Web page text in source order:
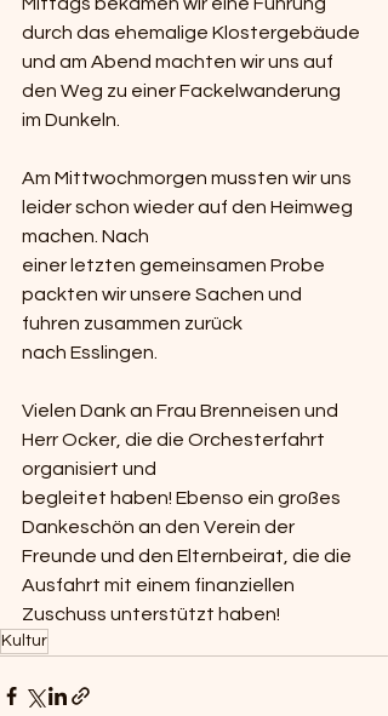
durch das ehemalige Klostergebäude
und am Abend machten wir uns auf
den Weg zu einer Fackelwanderung
im Dunkeln.
Am Mittwochmorgen mussten wir uns
leider schon wieder auf den Heimweg
machen. Nach
einer letzten gemeinsamen Probe
packten wir unsere Sachen und
fuhren zusammen zurück
nach Esslingen.
Vielen Dank an Frau Brenneisen und
Herr Ocker, die die Orchesterfahrt
organisiert und
begleitet haben! Ebenso ein großes
Dankeschön an den Verein der
Freunde und den Elternbeirat, die die
Ausfahrt mit einem finanziellen
Zuschuss unterstützt haben!
Kultur